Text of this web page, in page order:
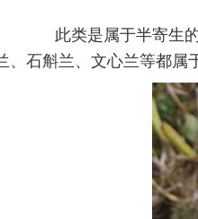
此类是属于半寄生的
、石斛兰、文心兰等都属